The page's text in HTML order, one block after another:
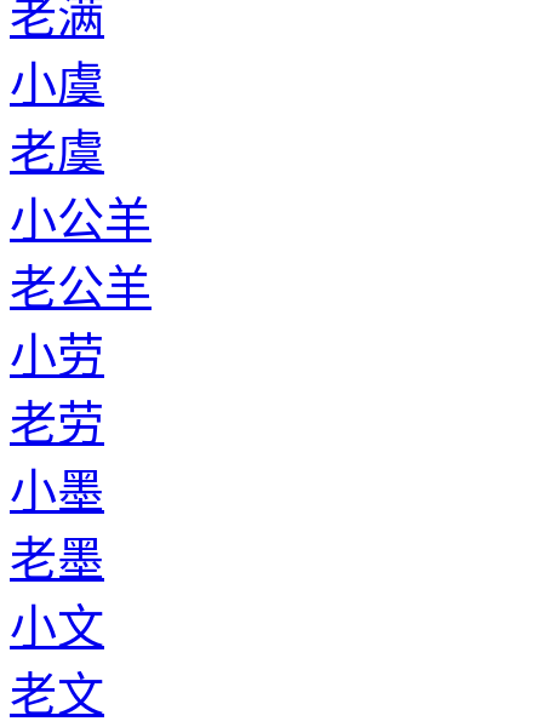
老满
小虞
老虞
小公羊
老公羊
小劳
老劳
小墨
老墨
小文
老文